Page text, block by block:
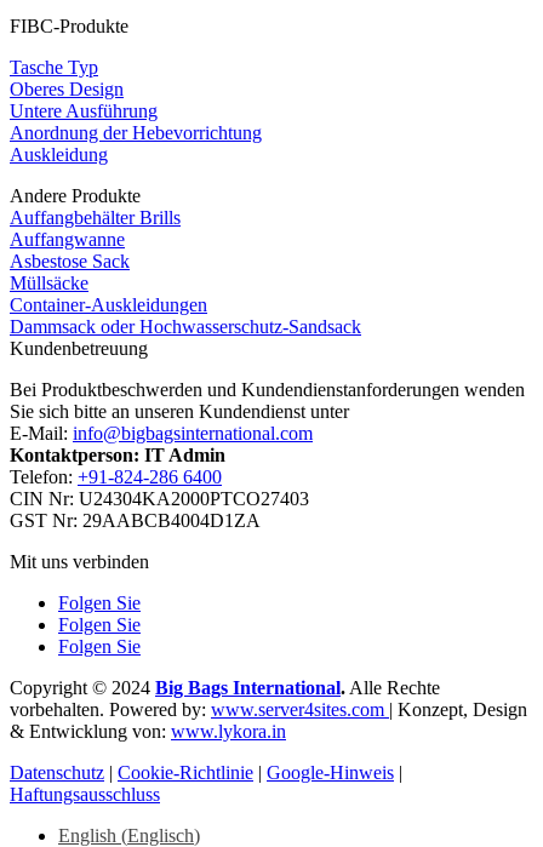
FIBC-Produkte
Tasche Typ
Oberes Design
Untere Ausführung
Anordnung der Hebevorrichtung
Auskleidung
Andere Produkte
Auffangbehälter Brills
Auffangwanne
Asbestose Sack
Müllsäcke
Container-Auskleidungen
Dammsack oder Hochwasserschutz-Sandsack
Kundenbetreuung
Bei Produktbeschwerden und Kundendienstanforderungen wenden
Sie sich bitte an unseren Kundendienst unter
E-Mail: info@bigbagsinternational.com
Kontaktperson: IT Admin
Telefon: +91-824-286 6400
CIN Nr: U24304KA2000PTCO27403
GST Nr: 29AABCB4004D1ZA
Mit uns verbinden
Folgen Sie
Folgen Sie
Folgen Sie
Copyright © 2024 Big Bags International. Alle Rechte
vorbehalten. Powered by: www.server4sites.com | Konzept, Design
& Entwicklung von: www.lykora.in
Datenschutz | Cookie-Richtlinie | Google-Hinweis |
Haftungsausschluss
English (Englisch)